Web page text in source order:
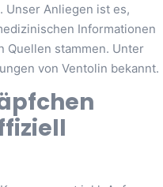
Unser Anliegen ist es,
Informationen
Quellen stammen. Unter
von Ventolin bekannt.